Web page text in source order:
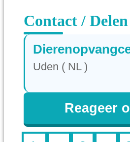
Contact / Delen
Uden ( NL )
Reageer